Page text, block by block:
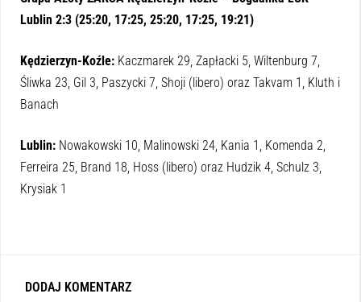
Lublin 2:3 (25:20, 17:25, 25:20, 17:25, 19:21)
Kędzierzyn-Koźle: Kaczmarek 29, Zapłacki 5, Wiltenburg 7,
Śliwka 23, Gil 3, Paszycki 7, Shoji (libero) oraz Takvam 1, Kluth i
Banach
Lublin: Nowakowski 10, Malinowski 24, Kania 1, Komenda 2,
Ferreira 25, Brand 18, Hoss (libero) oraz Hudzik 4, Schulz 3,
Krysiak 1
DODAJ KOMENTARZ